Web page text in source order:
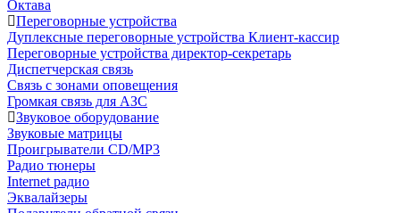
Октава
Переговорные устройства
Дуплексные переговорные устройства Клиент-кассир
Переговорные устройства директор-секретарь
Диспетчерская связь
Связь с зонами оповещения
Громкая связь для АЗС
Звуковое оборудование
Звуковые матрицы
Проигрыватели CD/MP3
Радио тюнеры
Internet радио
Эквалайзеры